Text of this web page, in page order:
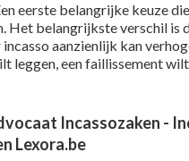
eerste belangrijke keuze
Het belangrijkste verschil is
aanzienlijk kan
leggen, een faillissement
Incassozaken -
Lexora.be